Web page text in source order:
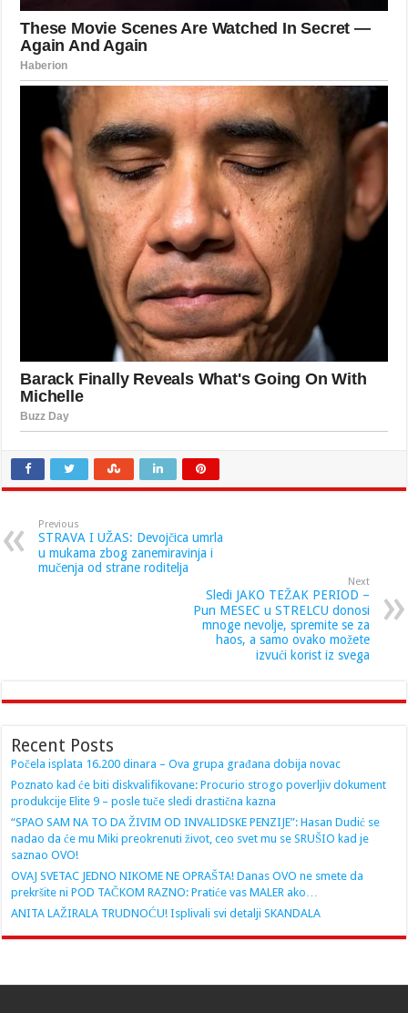
Previous
STRAVA I UŽAS: Devojčica umrla
u mukama zbog zanemiravinja i
mučenja od strane roditelja
Next
Sledi JAKO TEŽAK PERIOD –
Pun MESEC u STRELCU donosi
mnoge nevolje, spremite se za
haos, a samo ovako možete
izvući korist iz svega
Recent Posts
Počela isplata 16.200 dinara – Ova grupa građana dobija novac
Poznato kad će biti diskvalifikovane: Procurio strogo poverljiv dokument
produkcije Elite 9 – posle tuče sledi drastična kazna
“SPAO SAM NA TO DA ŽIVIM OD INVALIDSKE PENZIJE”: Hasan Dudić se
nadao da će mu Miki preokrenuti život, ceo svet mu se SRUŠIO kad je
saznao OVO!
OVAJ SVETAC JEDNO NIKOME NE OPRAŠTA! Danas OVO ne smete da
prekršite ni POD TAČKOM RAZNO: Pratiće vas MALER ako…
ANITA LAŽIRALA TRUDNOĆU! Isplivali svi detalji SKANDALA